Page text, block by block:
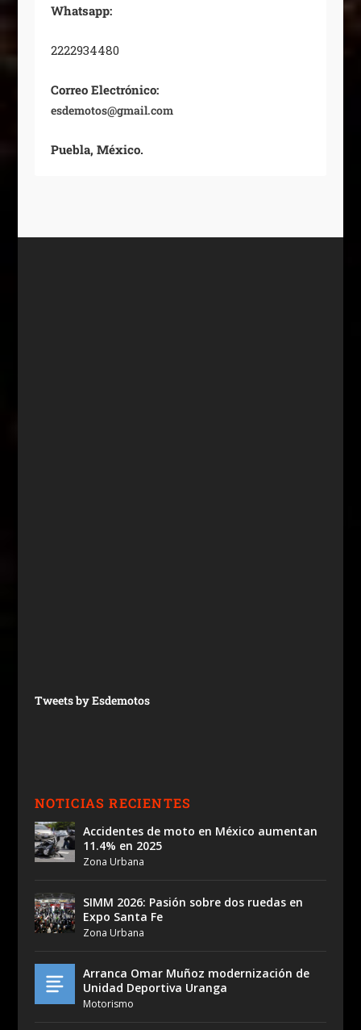
Whatsapp:
2222934480
Correo Electrónico:
esdemotos@gmail.com
Puebla, México.
Tweets by Esdemotos
NOTICIAS RECIENTES
Accidentes de moto en México aumentan
11.4% en 2025
Zona Urbana
SIMM 2026: Pasión sobre dos ruedas en
Expo Santa Fe
Zona Urbana
Arranca Omar Muñoz modernización de
Unidad Deportiva Uranga
Motorismo